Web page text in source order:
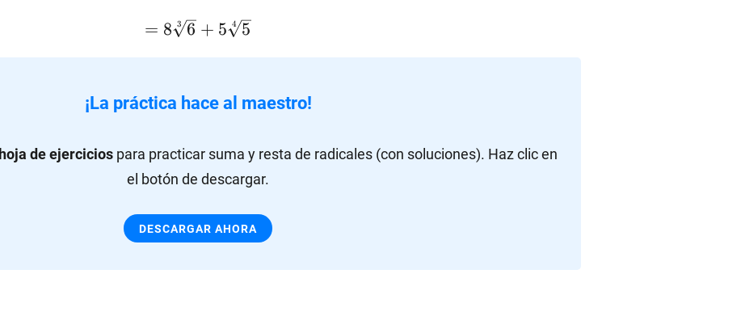
(-3+8)\sqrt[4]
=8\sqrt[3]
{6}+5\sqrt[4]
= 8 3 6 + 5 4 5
¡La práctica hace al maestro!
hoja de ejerciciospara practicar suma y resta de radicales (con soluciones). Haz clic en
el botón de descargar.
DESCARGAR AHORA